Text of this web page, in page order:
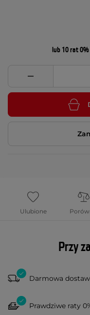
lub 10 rat 0%
Ulubione
Przy
Darmowa
Prawdziwe raty